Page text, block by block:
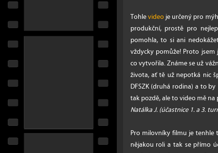
Tohlevideoje určený pro
produkční, prostě pro
pomohla, to si ani
vždycky pomůže! Proto
co vytvořila. Známe se už
života, ať tě už nepotká nic
DFSZK (druhá rodina) a to
tak pozdě, ale to video mě
Natálka J. (účastnice 1. a 3.
Pro milovníky filmu je tenhle
nějakou roli a tak se přímo